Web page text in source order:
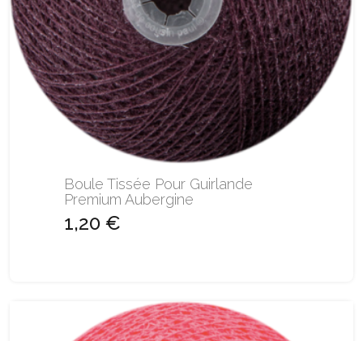
Boule Tissée Pour Guirlande
Premium Aubergine
1,20 €